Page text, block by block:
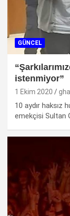
GÜNCEL
istenmiyor”
1 Ekim 2020 gha
10 aydır haksız
emekçisi Sultan